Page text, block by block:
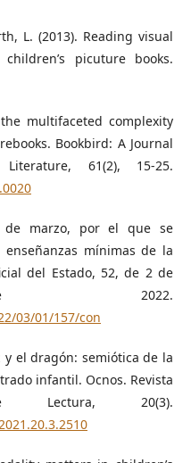
L. (2013). Reading visual
picuture books.
multifaceted complexity
Bookbird: A Journal
61(2), 15-25.
de marzo, por el que se
mínimas de la
del Estado, 52, de 2 de
2022.
03/01/157/con
y el dragón: semiótica de la
infantil. Ocnos. Revista
Lectura, 20(3).